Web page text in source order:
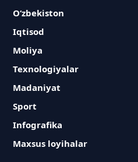
O‘zbekiston
Iqtisod
Moliya
Texnologiyalar
Madaniyat
Sport
Infografika
Maxsus loyihalar